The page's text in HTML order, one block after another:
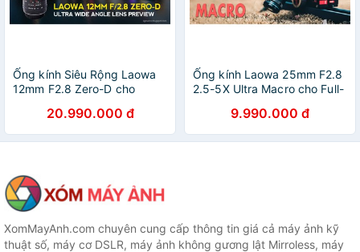
Ống kính Siêu Rộng Laowa
12mm F2.8 Zero-D cho
AI, Nikon F, Pentax K, Sony
A và Sony FE
20.990.000 đ
Ống kính Laowa 25mm F2.8
2.5-5X Ultra Macro cho Full-
Nikon F Pentax K Canon RF
Nikon Z Leica L
9.990.000 đ
XomMayAnh.com chuyên cung cấp thông tin giá cả máy ảnh kỹ
thuật số, máy cơ DSLR, máy ảnh không gương lật Mirroless, máy